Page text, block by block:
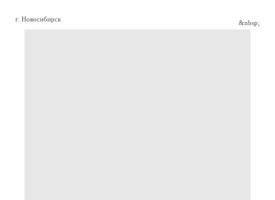
г. Новосибирск &nbsp;